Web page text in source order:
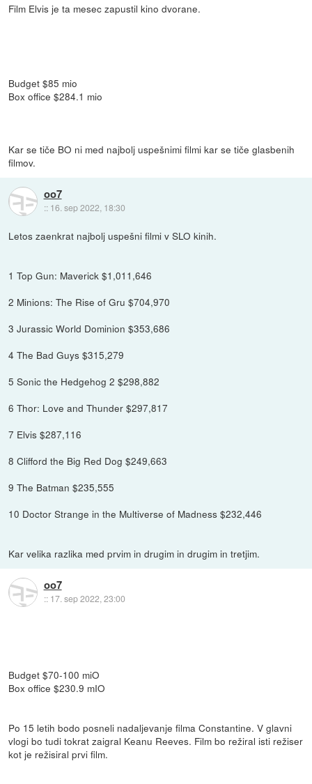
Film Elvis je ta mesec zapustil kino dvorane.
Budget $85 mio
Box office $284.1 mio
Kar se tiče BO ni med najbolj uspešnimi filmi kar se tiče glasbenih
filmov.
oo7
:: 16. sep 2022, 18:30
Letos zaenkrat najbolj uspešni filmi v SLO kinih.
1 Top Gun: Maverick $1,011,646
2 Minions: The Rise of Gru $704,970
3 Jurassic World Dominion $353,686
4 The Bad Guys $315,279
5 Sonic the Hedgehog 2 $298,882
6 Thor: Love and Thunder $297,817
7 Elvis $287,116
8 Clifford the Big Red Dog $249,663
9 The Batman $235,555
10 Doctor Strange in the Multiverse of Madness $232,446
Kar velika razlika med prvim in drugim in drugim in tretjim.
oo7
:: 17. sep 2022, 23:00
Budget $70-100 miO
Box office $230.9 mIO
Po 15 letih bodo posneli nadaljevanje filma Constantine. V glavni
vlogi bo tudi tokrat zaigral Keanu Reeves. Film bo režiral isti režiser
kot je režisiral prvi film.